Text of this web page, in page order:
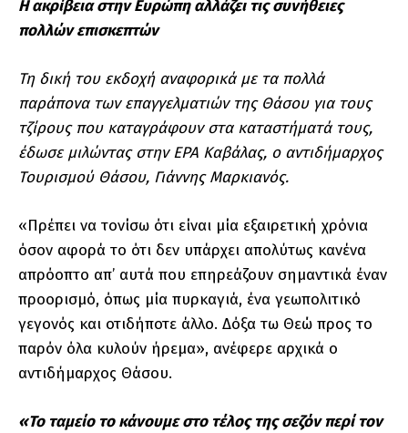
Η ακρίβεια στην Ευρώπη αλλάζει τις συνήθειες
πολλών επισκεπτών
Τη δική του εκδοχή αναφορικά με τα πολλά
παράπονα των επαγγελματιών της Θάσου για τους
τζίρους που καταγράφουν στα καταστήματά τους,
έδωσε μιλώντας στην ΕΡΑ Καβάλας, ο αντιδήμαρχος
Τουρισμού Θάσου, Γιάννης Μαρκιανός.
«Πρέπει να τονίσω ότι είναι μία εξαιρετική χρόνια
όσον αφορά το ότι δεν υπάρχει απολύτως κανένα
απρόοπτο απ’ αυτά που επηρεάζουν σημαντικά έναν
προορισμό, όπως μία πυρκαγιά, ένα γεωπολιτικό
γεγονός και οτιδήποτε άλλο. Δόξα τω Θεώ προς το
παρόν όλα κυλούν ήρεμα», ανέφερε αρχικά ο
αντιδήμαρχος Θάσου.
«Το ταμείο το κάνουμε στο τέλος της σεζόν περί τον